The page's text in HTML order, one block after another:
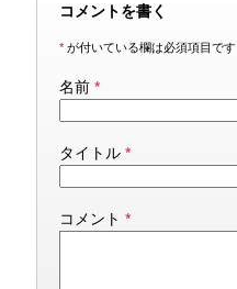
コメントを書く
*が付いている欄は必須項目です
名前 *
タイトル *
コメント *